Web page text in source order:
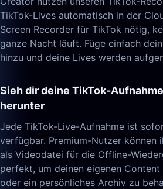
TikTok-Lives automatisch in der
Screen Recorder für TikTok nötig,
ganze Nacht läuft. Füge einfach
hinzu und deine Lives werden
Sieh dir deine TikTok-
herunter
Jede TikTok-Live-Aufnahme ist
verfügbar. Premium-Nutzer können
als Videodatei für die Offline-
perfekt, um deinen eigenen
oder ein persönliches Archiv zu